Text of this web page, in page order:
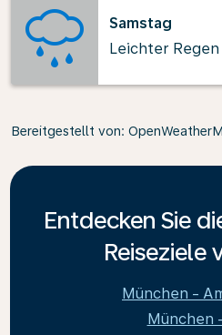
Samstag
Leichter Regen
Bereitgestellt von:
Entdecken Sie
Reiseziele
München -
München